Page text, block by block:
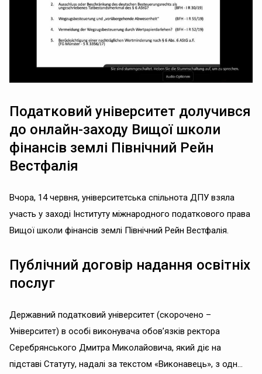
Податковий університет долучився
до онлайн-заходу Вищої школи
фінансів землі Північний Рейн
Вестфалія
Вчора, 14 червня, університетська спільнота ДПУ взяла
участь у заході Інституту міжнародного податкового права
Вищої школи фінансів землі Північний Рейн Вестфалія.
Публічний договір надання освітніх
послуг
Державний податковий університет (скорочено –
Університет) в особі виконувача обов’язків ректора
Серебрянського Дмитра Миколайовича, який діє на
підставі Статуту, надалі за текстом «Виконавець», з одн...